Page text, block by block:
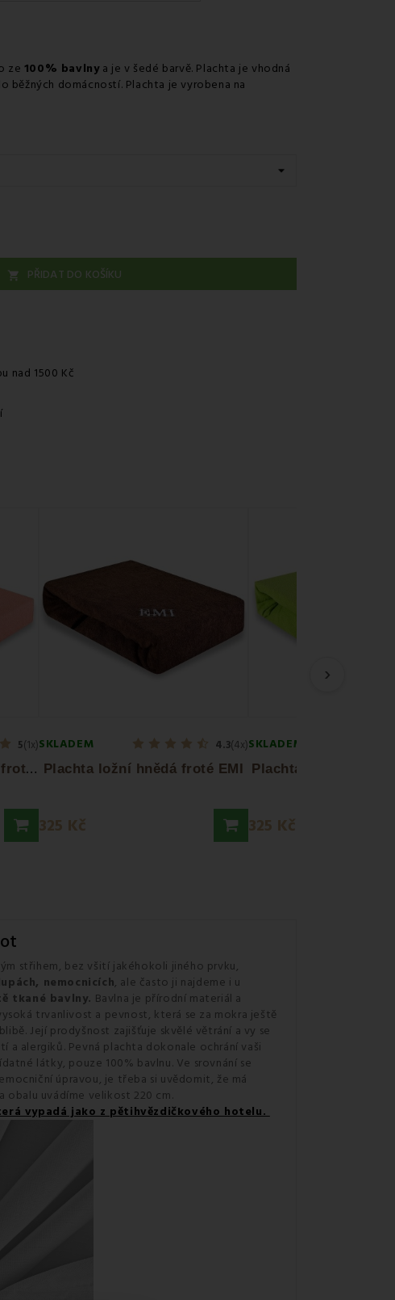
ze 100% bavlnya je v šedé barvě. Plachta je vhodná
běžných domácností. Plachta je vyrobena na
 PŘIDAT DO KOŠÍKU
nad 1500 Kč
5(1x)
P
lachta ložní meruňková froté EMI
SKLADEM 4.3(4x)
Plachta ložní hnědá froté EMI
325 Kč
SKLADEM
Plachta ložní zelená
325 Kč
›
střihem, bez všití jakéhokoli jiného prvku,
nemocnicích, ale často ji najdeme i u
tkané bavlny. Bavlna je přírodní materiál a
trvanlivost a pevnost, která se za mokra ještě
Její prodyšnost zajišťuje skvělé větrání a vy se
alergiků. Pevná plachta dokonale ochrání vaši
látky, pouze 100% bavlnu. Ve srovnání se
úpravou, je třeba si uvědomit, že má
obalu uvádíme velikost 220 cm.
vypadá jako z pětihvězdičkového hotelu.